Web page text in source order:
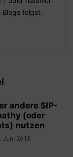
Blogs folgst.
andere SIP-
(oder
nutzen
Juni 2013